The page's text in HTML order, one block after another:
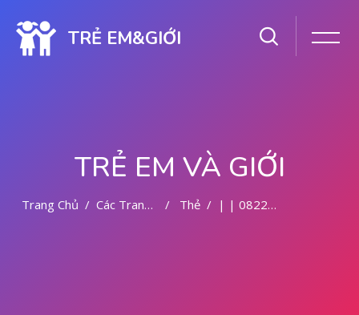
TRẺ EM&GIỚI
TRẺ EM VÀ GIỚI
Trang Chủ Các Trang Của Hệ Thống Thẻ | | 0822-8177-9727 KLINIK ABORSI DI MALANG